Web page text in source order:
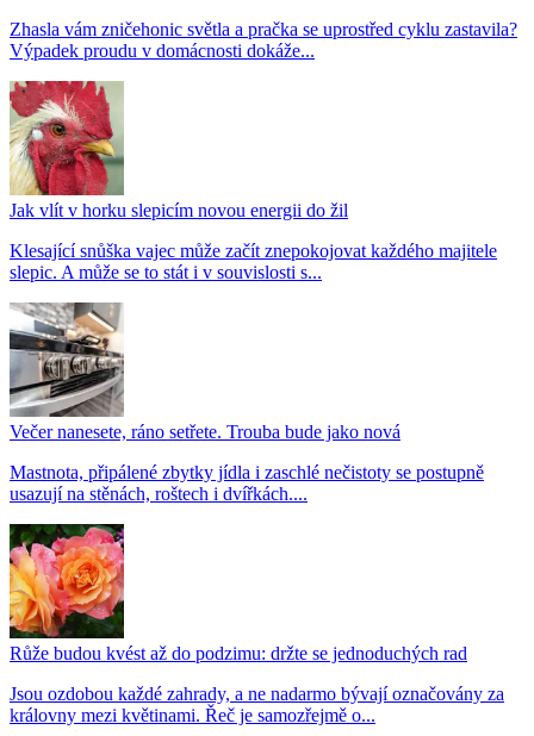
Zhasla vám zničehonic světla a pračka se uprostřed cyklu zastavila?
Výpadek proudu v domácnosti dokáže...
Jak vlít v horku slepicím novou energii do žil
Klesající snůška vajec může začít znepokojovat každého majitele
slepic. A může se to stát i v souvislosti s...
Večer nanesete, ráno setřete. Trouba bude jako nová
Mastnota, připálené zbytky jídla i zaschlé nečistoty se postupně
usazují na stěnách, roštech i dvířkách....
Růže budou kvést až do podzimu: držte se jednoduchých rad
Jsou ozdobou každé zahrady, a ne nadarmo bývají označovány za
královny mezi květinami. Řeč je samozřejmě o...